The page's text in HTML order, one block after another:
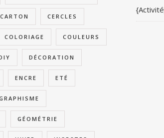
CARTON CERCLES
COLORIAGE COULEURS
DÉCORATION
ENCRE ETÉ
GÉOMÉTRIE